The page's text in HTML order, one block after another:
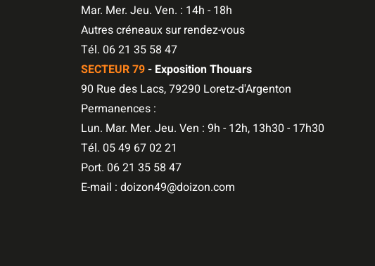
Mar. Mer. Jeu. Ven. : 14h - 18h
Autres créneaux sur rendez-vous
Tél. 06 21 35 58 47
SECTEUR 79- Exposition Thouars
90 Rue des Lacs, 79290 Loretz-d'Argenton
Permanences :
Lun. Mar. Mer. Jeu. Ven : 9h - 12h, 13h30 - 17h30
Tél. 05 49 67 02 21
Port. 06 21 35 58 47
E-mail : doizon49@doizon.com